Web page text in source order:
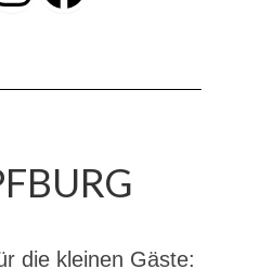
die kleinen Gäste: